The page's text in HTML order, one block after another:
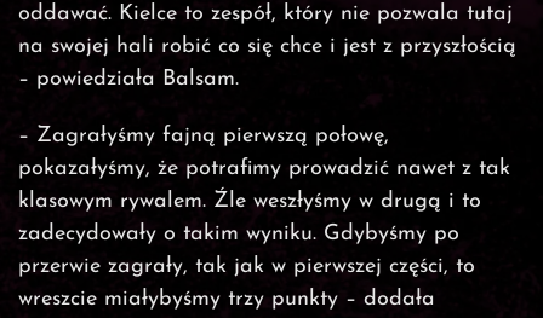
oddawać. Kielce to zespół, który nie pozwala tutaj
na swojej hali robić co się chce i jest z przyszłością
– powiedziała Balsam.
– Zagrałyśmy fajną pierwszą połowę,
pokazałyśmy, że potrafimy prowadzić nawet z tak
klasowym rywalem. Źle weszłyśmy w drugą i to
zadecydowały o takim wyniku. Gdybyśmy po
przerwie zagrały, tak jak w pierwszej części, to
wreszcie miałybyśmy trzy punkty – dodała